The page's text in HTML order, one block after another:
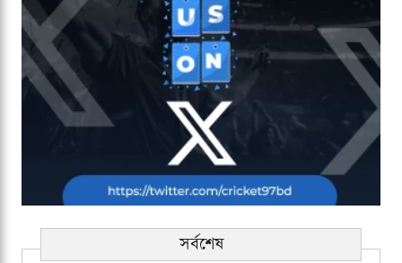
সর্বশেষ